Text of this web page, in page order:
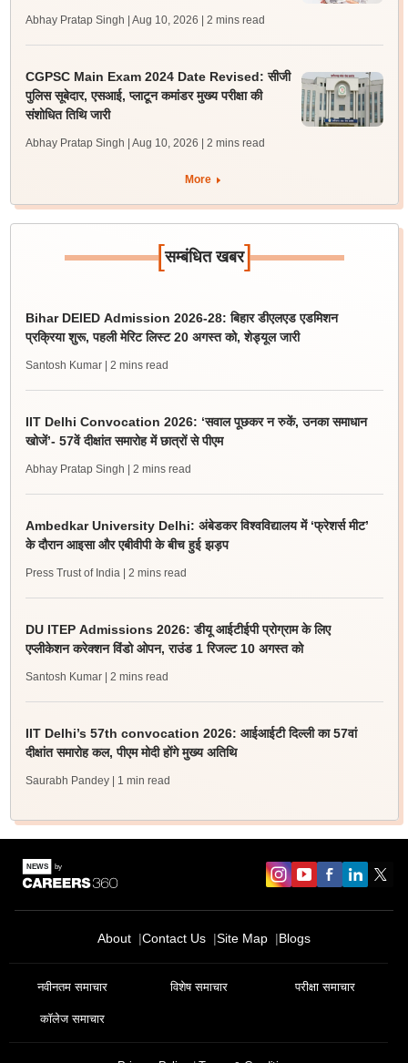
Abhay Pratap Singh | Aug 10, 2026 | 2 mins read
CGPSC Main Exam 2024 Date Revised: सीजी
पुलिस सूबेदार, एसआई, प्लाटून कमांडर मुख्य परीक्षा की
संशोधित तिथि जारी
Abhay Pratap Singh | Aug 10, 2026 | 2 mins read
More
[सम्बंधित खबर]
Bihar DElED Admission 2026-28: बिहार डीएलएड एडमिशन
प्रक्रिया शुरू, पहली मेरिट लिस्ट 20 अगस्त को, शेड्यूल जारी
Santosh Kumar | 2 mins read
IIT Delhi Convocation 2026: ‘सवाल पूछकर न रुकें, उनका समाधान
खोजें’- 57वें दीक्षांत समारोह में छात्रों से पीएम
Abhay Pratap Singh | 2 mins read
Ambedkar University Delhi: अंबेडकर विश्वविद्यालय में ‘फ्रेशर्स मीट’
के दौरान आइसा और एबीवीपी के बीच हुई झड़प
Press Trust of India | 2 mins read
DU ITEP Admissions 2026: डीयू आईटीईपी प्रोग्राम के लिए
एप्लीकेशन करेक्शन विंडो ओपन, राउंड 1 रिजल्ट 10 अगस्त को
Santosh Kumar | 2 mins read
IIT Delhi’s 57th convocation 2026: आईआईटी दिल्ली का 57वां
दीक्षांत समारोह कल, पीएम मोदी होंगे मुख्य अतिथि
Saurabh Pandey | 1 min read
About Contact Us Site Map Blogs
नवीनतम समाचार विशेष समाचार परीक्षा समाचार
कॉलेज समाचार